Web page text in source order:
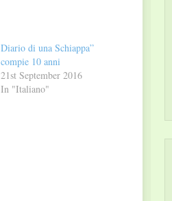
Diario di una Schiappa”
compie 10 anni
21st September 2016
In "Italiano"